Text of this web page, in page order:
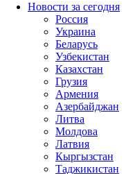
Новости за сегодня
Россия
Украина
Беларусь
Узбекистан
Казахстан
Грузия
Армения
Азербайджан
Литва
Молдова
Латвия
Кыргызстан
Таджикистан